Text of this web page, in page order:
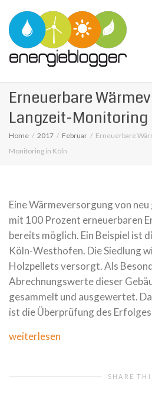
Erneuerbare
Langzeit-Monitoring
Home 2017 Februar
Erneuerbare
Monitoring in Köln
Eine Wärmeversorgung von
mit 100 Prozent erneuerbaren
bereits möglich. Ein Beispiel ist
Köln-Westhofen. Die Siedlung
Holzpellets versorgt. Als
Abrechnungswerte dieser
gesammelt und ausgewertet.
ist die Überprüfung des
weiterlesen
SHARE